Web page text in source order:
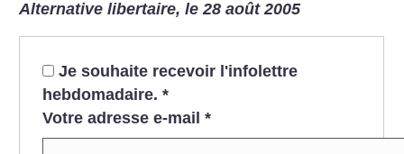
Alternative libertaire, le 28 août 2005
Je souhaite recevoir l'infolettre
hebdomadaire. *
Votre adresse e-mail *